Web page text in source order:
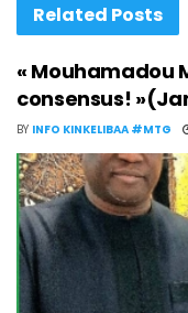
Related Posts
« Mouhamadou
consensus!
BY INFO KINKELIBAA #MTG